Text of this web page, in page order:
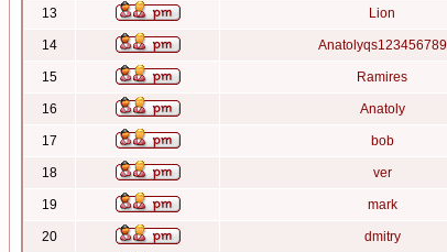
13 Lion
14 Anatolyqs123456789
15 Ramires
16 Anatoly
17 bob
18 ver
19 mark
20 dmitry